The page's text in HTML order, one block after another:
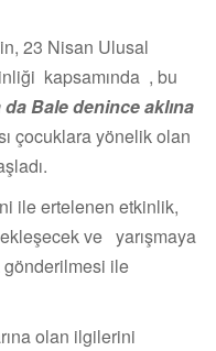
23 Nisan Ulusal
kapsamında , bu
Bale denince aklına
çocuklara yönelik olan
ile ertelenen etkinlik,
ve yarışmaya
gönderilmesi ile
olan ilgilerini